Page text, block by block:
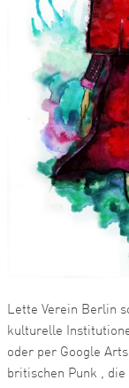
Lette Verein Berlin
kulturelle
oder per Google
britischen Punk ,